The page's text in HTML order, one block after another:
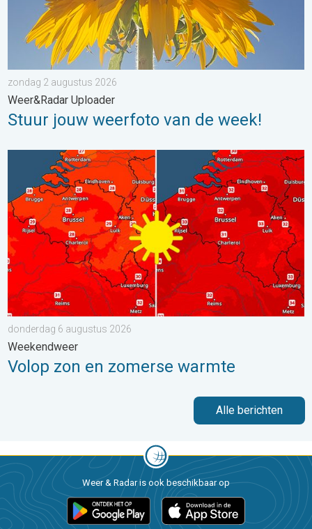
zondag 2 augustus 2026
Weer&Radar Uploader
Stuur jouw weerfoto van de week!
Volop zon en zomerse warmte. Weekendweer. . . donderdag
donderdag 6 augustus 2026
Weekendweer
Volop zon en zomerse warmte
Alle berichten
Weer & Radar is ook beschikbaar op